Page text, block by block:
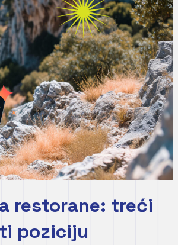
restorane: treći
poziciju